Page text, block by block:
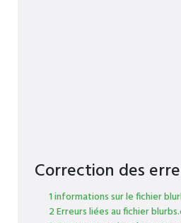
Correction des
1 informations sur le fichier
2 Erreurs liées au fichier